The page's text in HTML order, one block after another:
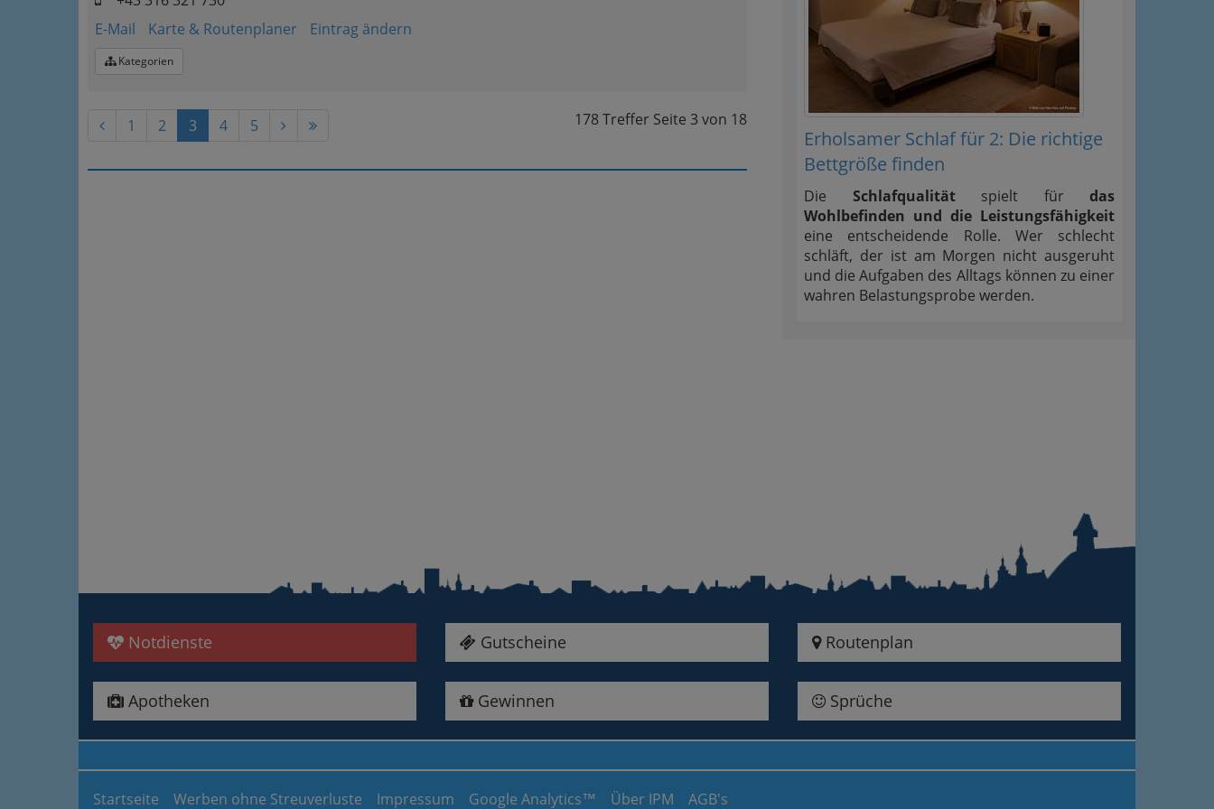
E-Mail
Karte & Routenplaner Eintrag ändern
Kategorien
178 Treffer Seite 3 von 18
1 2 3 4 5
Erholsamer Schlaf für 2: Die richtige
Bettgröße finden
Die Schlafqualitätspielt für das
Wohlbefinden und die Leistungsfähigkeit
eine entscheidende Rolle. Wer schlecht
schläft, der ist am Morgen nicht ausgeruht
und die Aufgaben des Alltags können zu einer
wahren Belastungsprobe werden.
Notdienste
Apotheken
Gutscheine
Gewinnen
Routenplan
Sprüche
Startseite Werben ohne Streuverluste Impressum Google Analytics™ Über IPM AGB's